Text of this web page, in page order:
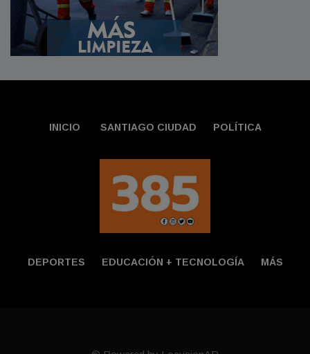
INICIO SANTIAGO CIUDAD POLÍTICA
DEPORTES EDUCACIÓN + TECNOLOGÍ­A MÁS